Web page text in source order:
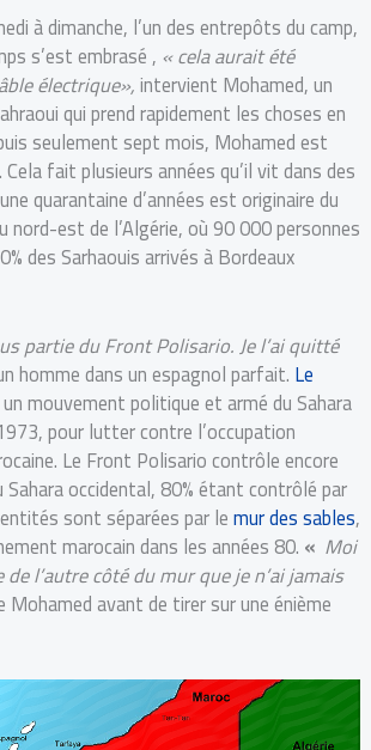
à dimanche, l’un des entrepôts du camp,
s’est embrasé , « cela aurait été
électrique»,intervient Mohamed, un
qui prend rapidement les choses en
seulement sept mois, Mohamed est
Cela fait plusieurs années qu’il vit dans des
quarantaine d’années est originaire du
nord-est de l’Algérie, où 90 000 personnes
des Sarhaouis arrivés à Bordeaux
partie du Front Polisario. Je l’ai quitté
homme dans un espagnol parfait. Le
mouvement politique et armé du Sahara
pour lutter contre l’occupation
Le Front Polisario contrôle encore
occidental, 80% étant contrôlé par
sont séparées par lemur des sables,
marocain dans les années 80. « Moi
l’autre côté du mur que je n’ai jamais
Mohamed avant de tirer sur une énième